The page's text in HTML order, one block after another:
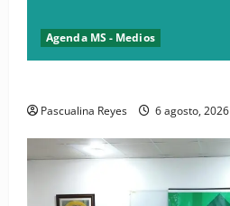
Agenda MS - Medios
Pascualina Reyes 6 agosto, 2026